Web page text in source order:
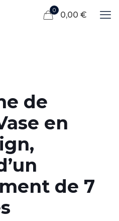
0 0,00 €
de
en
de 7